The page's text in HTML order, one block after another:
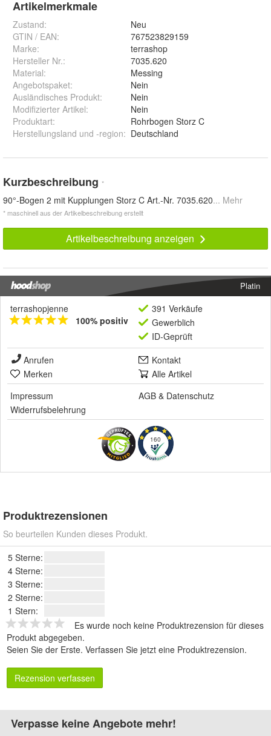
Artikelmerkmale
Zustand:
Neu
GTIN / EAN:
767523829159
Marke:
terrashop
Hersteller Nr.:
7035.620
Material:
Messing
Angebotspaket:
Nein
Ausländisches Produkt:
Nein
Modifizierter Artikel:
Nein
Produktart:
Rohrbogen Storz C
Herstellungsland und -region: Deutschland
Kurzbeschreibung *
90°-Bogen 2 mit Kupplungen Storz C Art.-Nr. 7035.620... Mehr
* maschinell aus der Artikelbeschreibung erstellt
Artikelbeschreibung anzeigen
Platin
terrashopjenne
100% positiv
391 Verkäufe
Gewerblich
ID-Geprüft
Anrufen
Kontakt
Merken
Alle Artikel
Impressum
AGB & Datenschutz
Widerrufsbelehrung
160
Produktrezensionen
So beurteilen Kunden dieses Produkt.
5 Sterne:
4 Sterne:
3 Sterne:
2 Sterne:
1 Stern:
Es wurde noch keine Produktrezension für dieses
Produkt abgegeben.
Seien Sie der Erste. Verfassen Sie jetzt eine Produktrezension.
Rezension verfassen
Verpasse keine Angebote mehr!